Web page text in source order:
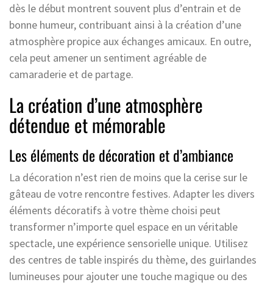
dès le début montrent souvent plus d’entrain et de
bonne humeur, contribuant ainsi à la création d’une
atmosphère propice aux échanges amicaux. En outre,
cela peut amener un sentiment agréable de
camaraderie et de partage.
La création d’une atmosphère
détendue et mémorable
Les éléments de décoration et d’ambiance
La décoration n’est rien de moins que la cerise sur le
gâteau de votre rencontre festives. Adapter les divers
éléments décoratifs à votre thème choisi peut
transformer n’importe quel espace en un véritable
spectacle, une expérience sensorielle unique. Utilisez
des centres de table inspirés du thème, des guirlandes
lumineuses pour ajouter une touche magique ou des